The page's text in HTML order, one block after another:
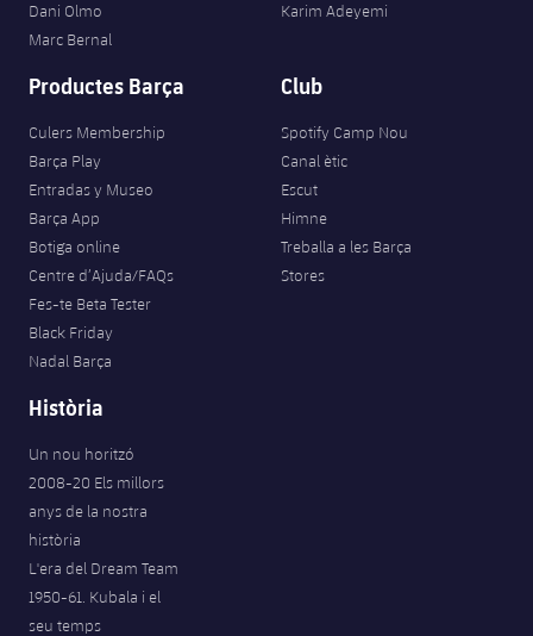
Dani Olmo
Marc Bernal
Karim Adeyemi
Productes Barça
Culers Membership
Barça Play
Entradas y Museo
Barça App
Botiga online
Centre d’Ajuda/FAQs
Fes-te Beta Tester
Black Friday
Nadal Barça
Club
Spotify Camp Nou
Canal ètic
Escut
Himne
Treballa a les Barça
Stores
Història
Un nou horitzó
2008-20 Els millors
anys de la nostra
història
L'era del Dream Team
1950-61. Kubala i el
seu temps